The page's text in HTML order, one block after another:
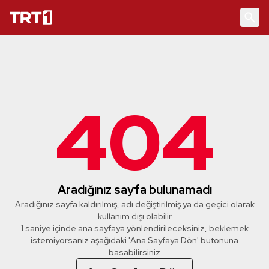
404
Aradığınız sayfa bulunamadı
Aradığınız sayfa kaldırılmış, adı değiştirilmiş ya da geçici olarak
kullanım dışı olabilir
1 saniye içinde ana sayfaya yönlendirileceksiniz, beklemek
istemiyorsanız aşağıdaki 'Ana Sayfaya Dön' butonuna
basabilirsiniz